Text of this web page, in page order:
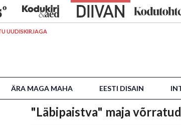
UUDISKIRJAGA
ÄRA MAGA MAHA EESTI DISAIN
"Läbipaistva" maja